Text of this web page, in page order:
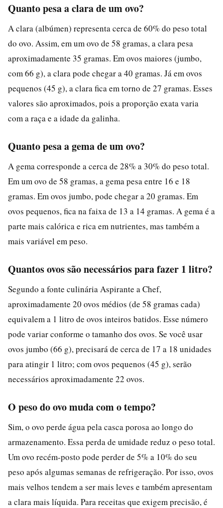
Quanto pesa a clara de um ovo?
A clara (albúmen) representa cerca de 60% do peso total
do ovo. Assim, em um ovo de 58 gramas, a clara pesa
aproximadamente 35 gramas. Em ovos maiores (jumbo,
com 66 g), a clara pode chegar a 40 gramas. Já em ovos
pequenos (45 g), a clara fica em torno de 27 gramas. Esses
valores são aproximados, pois a proporção exata varia
com a raça e a idade da galinha.
Quanto pesa a gema de um ovo?
A gema corresponde a cerca de 28% a 30% do peso total.
Em um ovo de 58 gramas, a gema pesa entre 16 e 18
gramas. Em ovos jumbo, pode chegar a 20 gramas. Em
ovos pequenos, fica na faixa de 13 a 14 gramas. A gema é a
parte mais calórica e rica em nutrientes, mas também a
mais variável em peso.
Quantos ovos são necessários para fazer 1 litro?
Segundo a fonte culinária Aspirante a Chef,
aproximadamente 20 ovos médios (de 58 gramas cada)
equivalem a 1 litro de ovos inteiros batidos. Esse número
pode variar conforme o tamanho dos ovos. Se você usar
ovos jumbo (66 g), precisará de cerca de 17 a 18 unidades
para atingir 1 litro; com ovos pequenos (45 g), serão
necessários aproximadamente 22 ovos.
O peso do ovo muda com o tempo?
Sim, o ovo perde água pela casca porosa ao longo do
armazenamento. Essa perda de umidade reduz o peso total.
Um ovo recém-posto pode perder de 5% a 10% do seu
peso após algumas semanas de refrigeração. Por isso, ovos
mais velhos tendem a ser mais leves e também apresentam
a clara mais líquida. Para receitas que exigem precisão, é